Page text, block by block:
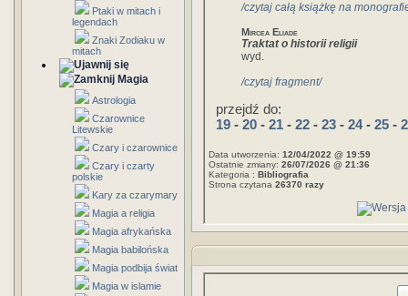
Ptaki w mitach i
legendach
Znaki Zodiaku w
mitach
Magia
Astrologia
Czarownice
Litewskie
Czary i czarownice
Czary i czarty
polskie
Kary za czarymary
Magia a religia
Magia afrykańska
Magia babilońska
Magia podbija świat
Magia w islamie
/czytaj całą książkę na
Mircea Eliade
Traktat o historii religii
wyd.
/czytaj fragment/
przejdź do:
19 - 20 - 21 - 22 - 23 - 24- 25 -
Data utworzenia: 12/04/2022 @ 19:59
Ostatnie zmiany: 26/07/2026 @ 21:36
Kategoria : Bibliografia
Strona czytana 26370 razy